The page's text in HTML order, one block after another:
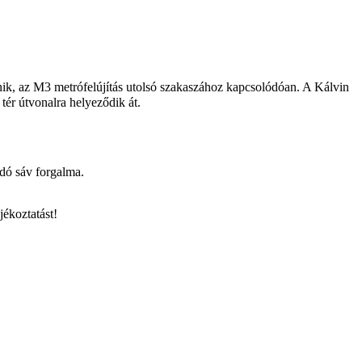
az M3 metrófelújítás utolsó szakaszához kapcsolódóan. A Kálvin
útvonalra helyeződik át.
sáv forgalma.